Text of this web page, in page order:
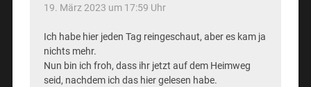
19. März 2023 um 17:59 Uhr
Ich habe hier jeden Tag reingeschaut, aber es kam ja
nichts mehr.
Nun bin ich froh, dass ihr jetzt auf dem Heimweg
seid, nachdem ich das hier gelesen habe.